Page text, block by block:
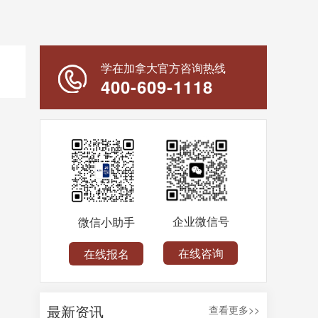
学在加拿大官方咨询热线
400-609-1118
微信小助手
在线报名
企业微信号
在线咨询
最新资讯 查看更多>>